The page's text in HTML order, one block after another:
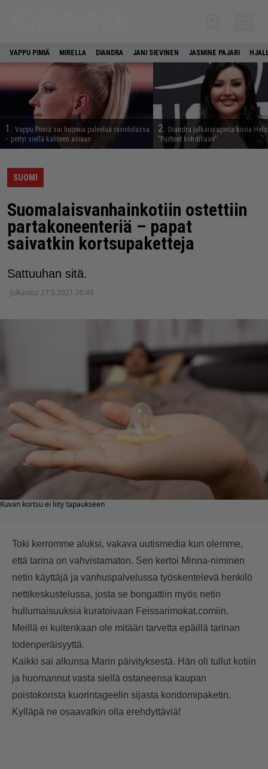
VAPPU PIMIÄ MIRELLA DIANDRA JANI SIEVINEN JASMINE PAJARI
1. Vappu Pimiä sai huonoa palvelua ravintolassa
– pettyi siellä kahteen asiaan
2. Diandra julkaisi upeita kuvia
”Puitteet kohdillaan”
SUOMI
Suomalaisvanhainkotiin ostettiin
partakoneenteriä – papat
saivatkin kortsupaketteja
Sattuuhan sitä.
Julkaistu: 27.5.2021 20:49
Kuvan kortsu ei liity tapaukseen
Toki kerromme aluksi, vakava uutismedia kun olemme,
että tarina on vahvistamaton. Sen kertoi Minna-niminen
netin käyttäjä ja vanhuspalvelussa työskentelevä henkilö
nettikeskustelussa, josta se bongattiin myös netin
hullumaisuuksia kuratoivaan Feissarimokat.comiin.
Meillä ei kuitenkaan ole mitään tarvetta epäillä tarinan
todenperäisyyttä.
Kaikki sai alkunsa Marin päivityksestä. Hän oli tullut kotiin
ja huomannut vasta siellä ostaneensa kaupan
poistokorista kuorintageelin sijasta kondomipaketin.
Kylläpä ne osaavatkin olla erehdyttäviä!